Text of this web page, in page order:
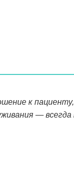
к пациенту,
—